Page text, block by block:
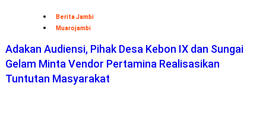
Berita Jambi
Muarojambi
Adakan Audiensi, Pihak Desa Kebon IX dan Sungai
Gelam Minta Vendor Pertamina Realisasikan
Tuntutan Masyarakat